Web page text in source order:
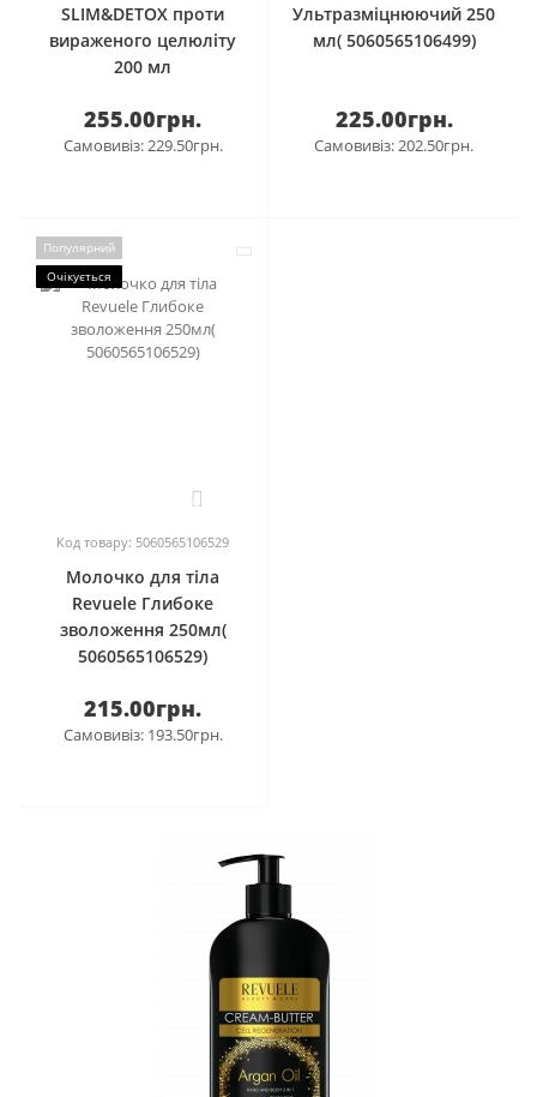
SLIM&DETOX проти
вираженого целюліту
200 мл
255.00грн.
Самовивіз: 229.50грн.
Ультразміцнюючий 250
мл( 5060565106499)
225.00грн.
Самовивіз: 202.50грн.
Популярний
Очікується
0
Код товару: 5060565106529
Молочко для тіла
Revuele Глибоке
зволоження 250мл(
5060565106529)
215.00грн.
Самовивіз: 193.50грн.